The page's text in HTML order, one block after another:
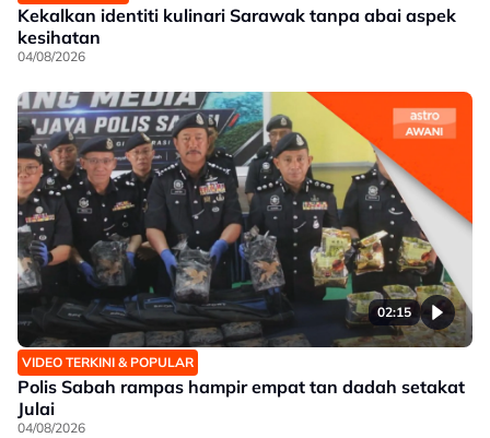
Kekalkan identiti kulinari Sarawak tanpa abai aspek
kesihatan
04/08/2026
02:15
VIDEO TERKINI & POPULAR
Polis Sabah rampas hampir empat tan dadah setakat
Julai
04/08/2026